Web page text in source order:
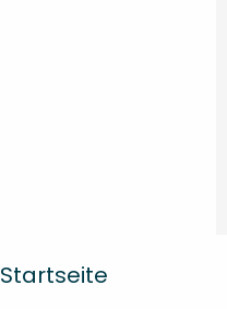
Startseite